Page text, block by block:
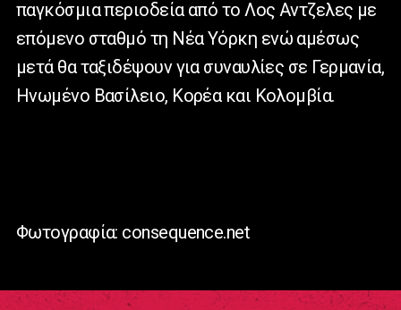
παγκόσμια περιοδεία από το Λος Αντζελες με
επόμενο σταθμό τη Νέα Υόρκη ενώ αμέσως
μετά θα ταξιδέψουν για συναυλίες σε Γερμανία,
Ηνωμένο Βασίλειο, Κορέα και Κολομβία.
Φωτογραφία: consequence.net